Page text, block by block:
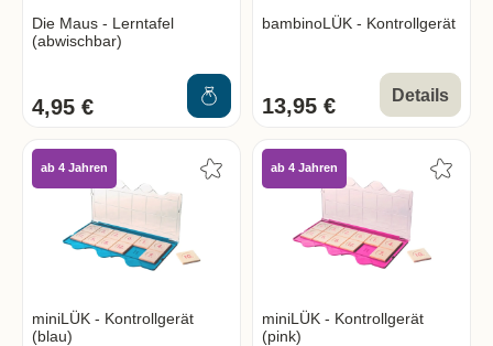
Die Maus - Lerntafel
(abwischbar)
4,95 €
bambinoLÜK - Kontrollgerät
13,95 € Details
ab 4 Jahren
miniLÜK - Kontrollgerät
(blau)
ab 4 Jahren
miniLÜK - Kontrollgerät
(pink)